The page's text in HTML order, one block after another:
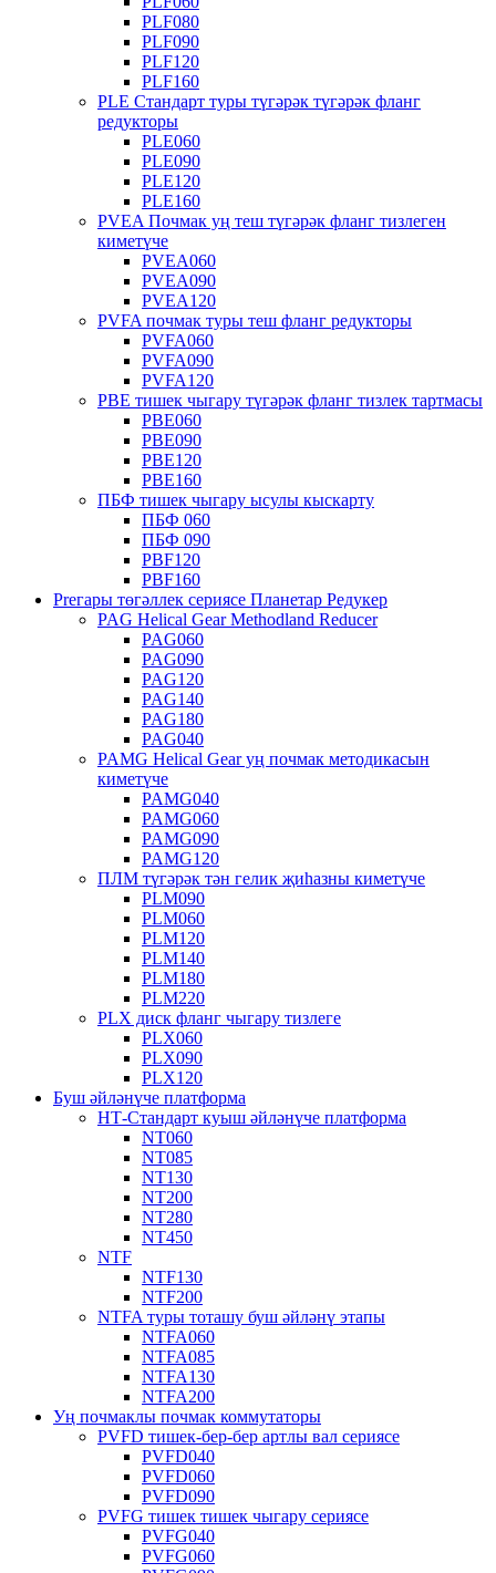
PLF080
PLF090
PLF120
PLF160
PLE Стандарт туры түгәрәк түгәрәк фланг
редукторы
PLE060
PLE090
PLE120
PLE160
PVEA Почмак уң теш түгәрәк фланг тизлеген
киметүче
PVEA060
PVEA090
PVEA120
PVFA почмак туры теш фланг редукторы
PVFA060
PVFA090
PVFA120
PBE тишек чыгару түгәрәк фланг тизлек тартмасы
PBE060
PBE090
PBE120
PBE160
ПБФ тишек чыгару ысулы кыскарту
ПБФ 060
ПБФ 090
PBF120
PBF160
Preгары төгәллек сериясе Планетар Редукер
PAG Helical Gear Methodland Reducer
PAG060
PAG090
PAG120
PAG140
PAG180
PAG040
PAMG Helical Gear уң почмак методикасын
киметүче
PAMG040
PAMG060
PAMG090
PAMG120
ПЛМ түгәрәк тән гелик җиһазны киметүче
PLM090
PLM060
PLM120
PLM140
PLM180
PLM220
PLX диск фланг чыгару тизлеге
PLX060
PLX090
PLX120
Буш әйләнүче платформа
НТ-Стандарт куыш әйләнүче платформа
NT060
NT085
NT130
NT200
NT280
NT450
NTF
NTF130
NTF200
NTFA туры тоташу буш әйләнү этапы
NTFA060
NTFA085
NTFA130
NTFA200
Уң почмаклы почмак коммутаторы
PVFD тишек-бер-бер артлы вал сериясе
PVFD040
PVFD060
PVFD090
PVFG тишек тишек чыгару сериясе
PVFG040
PVFG060